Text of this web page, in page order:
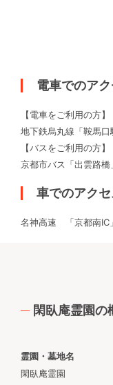
電車でのア
【電車をご利用の方】
地下鉄烏丸線「鞍馬
【バスをご利用の方】
京都市バス「出雲路
車でのアクセ
名神高速 「京都南IC
閑臥庵霊園の
霊園・墓地名
閑臥庵霊園